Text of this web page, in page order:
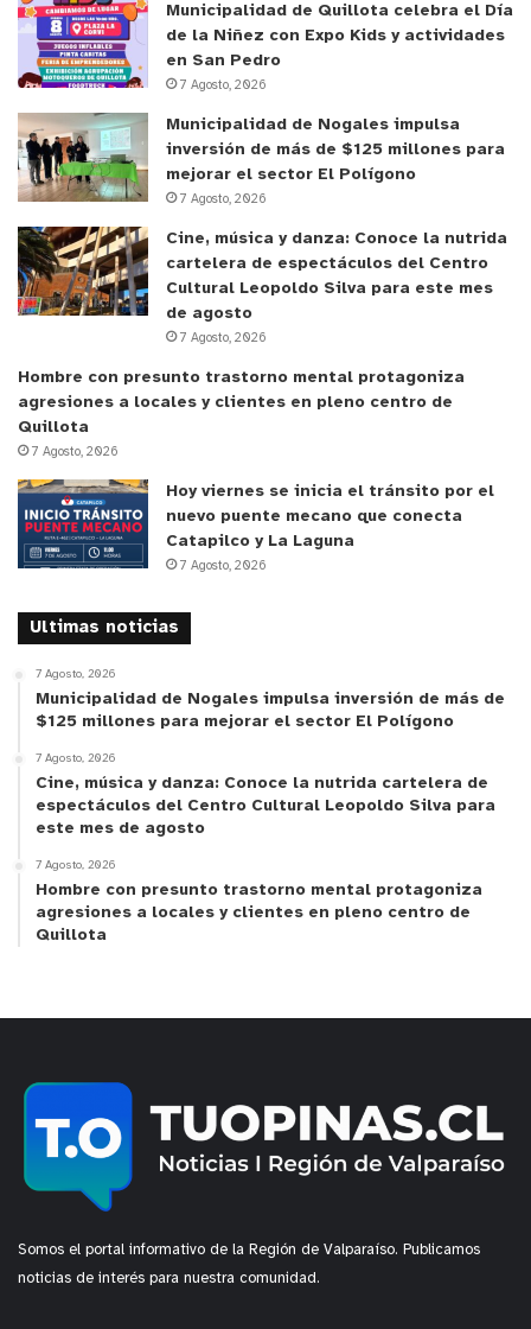
Municipalidad de Quillota celebra el Día
de la Niñez con Expo Kids y actividades
en San Pedro
7 Agosto, 2026
Municipalidad de Nogales impulsa
inversión de más de $125 millones para
mejorar el sector El Polígono
7 Agosto, 2026
Cine, música y danza: Conoce la nutrida
cartelera de espectáculos del Centro
Cultural Leopoldo Silva para este mes
de agosto
7 Agosto, 2026
Hombre con presunto trastorno mental protagoniza
agresiones a locales y clientes en pleno centro de
Quillota
7 Agosto, 2026
Hoy viernes se inicia el tránsito por el
nuevo puente mecano que conecta
Catapilco y La Laguna
7 Agosto, 2026
Ultimas noticias
7 Agosto, 2026
Municipalidad de Nogales impulsa inversión de más de
$125 millones para mejorar el sector El Polígono
7 Agosto, 2026
Cine, música y danza: Conoce la nutrida cartelera de
espectáculos del Centro Cultural Leopoldo Silva para
este mes de agosto
7 Agosto, 2026
Hombre con presunto trastorno mental protagoniza
agresiones a locales y clientes en pleno centro de
Quillota
Somos el portal informativo de la Región de Valparaíso. Publicamos
noticias de interés para nuestra comunidad.